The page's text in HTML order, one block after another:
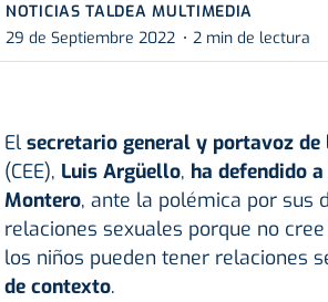
NOTICIAS TALDEA MULTIMEDIA
29 de Septiembre 2022
2 min de lectura
El secretario general y portavoz
(CEE), Luis Argüello, ha defendido
Montero, ante la polémica por sus
relaciones sexuales porque no
los niños pueden tener relaciones
de contexto.